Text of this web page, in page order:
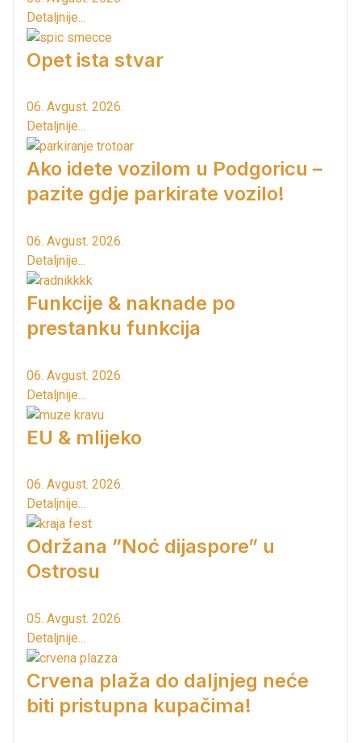
Detaljnije...
Opet ista stvar
06. Avgust. 2026.
Detaljnije...
Ako idete vozilom u Podgoricu –
pazite gdje parkirate vozilo!
06. Avgust. 2026.
Detaljnije...
Funkcije & naknade po
prestanku funkcija
06. Avgust. 2026.
Detaljnije...
EU & mlijeko
06. Avgust. 2026.
Detaljnije...
Održana ”Noć dijaspore” u
Ostrosu
05. Avgust. 2026.
Detaljnije...
Crvena plaža do daljnjeg neće
biti pristupna kupačima!